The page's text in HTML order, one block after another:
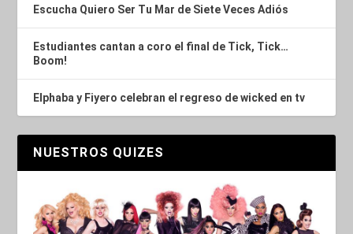
Escucha Quiero Ser Tu Mar de Siete Veces Adiós
Estudiantes cantan a coro el final de Tick, Tick…
Boom!
Elphaba y Fiyero celebran el regreso de wicked en tv
NUESTROS QUIZES